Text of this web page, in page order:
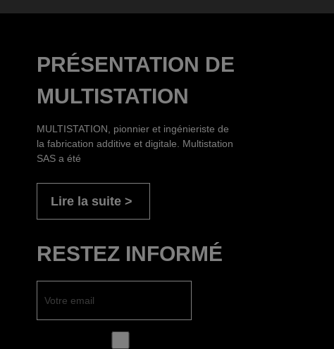
PRÉSENTATION DE
MULTISTATION
MULTISTATION, pionnier et ingénieriste de
la fabrication additive et digitale. Multistation
SAS a été
Lire la suite
RESTEZ INFORMÉ